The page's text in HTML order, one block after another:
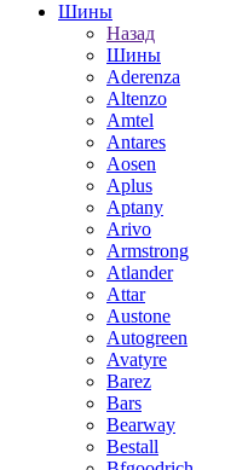
Шины
Назад
Шины
Aderenza
Altenzo
Amtel
Antares
Aosen
Aplus
Aptany
Arivo
Armstrong
Atlander
Attar
Austone
Autogreen
Avatyre
Barez
Bars
Bearway
Bestall